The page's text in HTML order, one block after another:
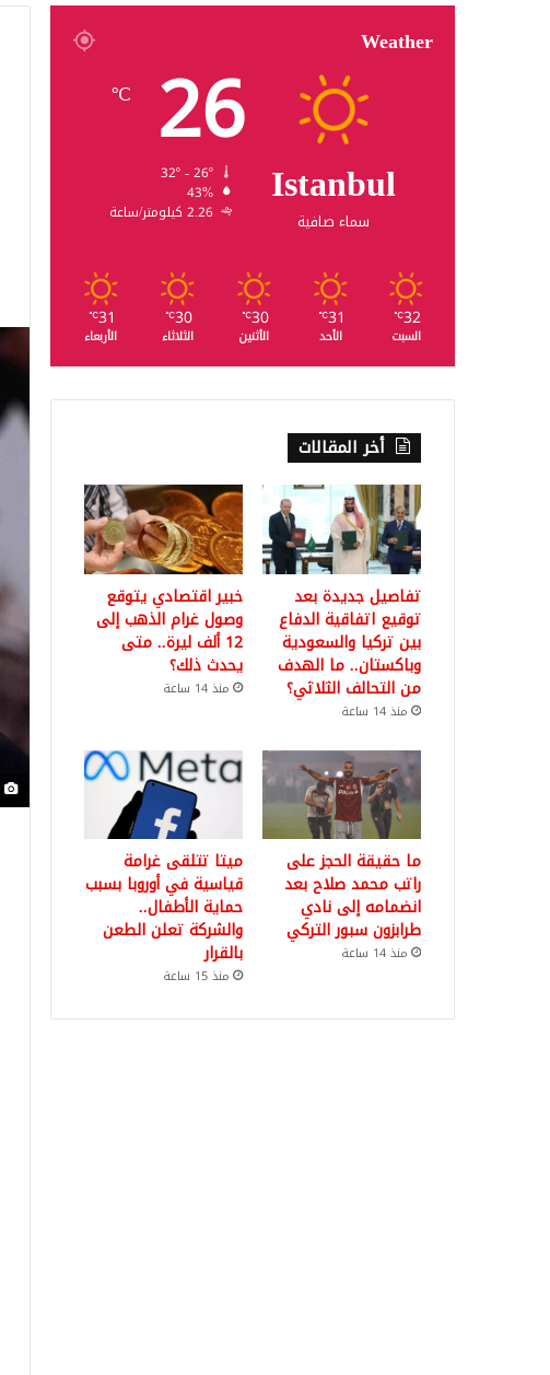
Weather
Istanbul
سماء صافية
26
℃
43%
2.26 كيلومتر/ساعة
32
℃
السبت
31
℃
الأحد
30
℃
الأثنين
30
℃
الثلاثاء
31
℃
الأربعاء
أخر المقالات
تفاصيل جديدة بعد
توقيع اتفاقية الدفاع
بين تركيا والسعودية
وباكستان.. ما الهدف
من التحالف الثلاثي؟
منذ 14 ساعة
خبير اقتصادي يتوقع
وصول غرام الذهب إلى
12 ألف ليرة.. متى
يحدث ذلك؟
منذ 14 ساعة
ما حقيقة الحجز على
راتب محمد صلاح بعد
انضمامه إلى نادي
طرابزون سبور التركي
منذ 14 ساعة
ميتا تتلقى غرامة
قياسية في أوروبا بسبب
حماية الأطفال..
والشركة تعلن الطعن
بالقرار
منذ 15 ساعة